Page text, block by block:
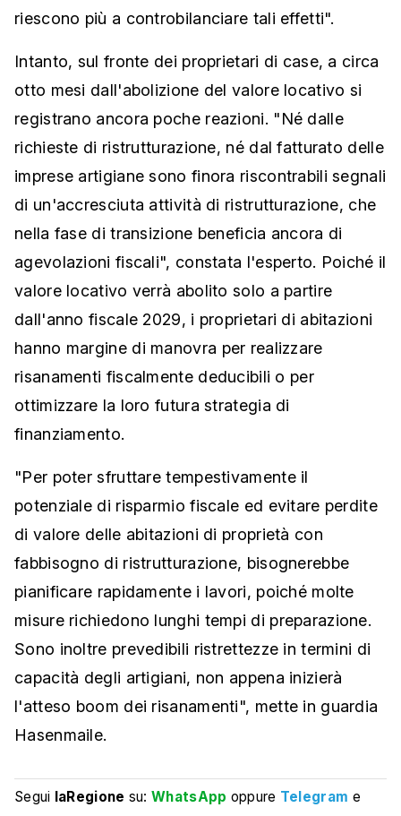
riescono più a controbilanciare tali effetti".
Intanto, sul fronte dei proprietari di case, a circa
otto mesi dall'abolizione del valore locativo si
registrano ancora poche reazioni. "Né dalle
richieste di ristrutturazione, né dal fatturato delle
imprese artigiane sono finora riscontrabili segnali
di un'accresciuta attività di ristrutturazione, che
nella fase di transizione beneficia ancora di
agevolazioni fiscali", constata l'esperto. Poiché il
valore locativo verrà abolito solo a partire
dall'anno fiscale 2029, i proprietari di abitazioni
hanno margine di manovra per realizzare
risanamenti fiscalmente deducibili o per
ottimizzare la loro futura strategia di
finanziamento.
"Per poter sfruttare tempestivamente il
potenziale di risparmio fiscale ed evitare perdite
di valore delle abitazioni di proprietà con
fabbisogno di ristrutturazione, bisognerebbe
pianificare rapidamente i lavori, poiché molte
misure richiedono lunghi tempi di preparazione.
Sono inoltre prevedibili ristrettezze in termini di
capacità degli artigiani, non appena inizierà
l'atteso boom dei risanamenti", mette in guardia
Hasenmaile.
Segui laRegione su:WhatsApp oppure Telegram e